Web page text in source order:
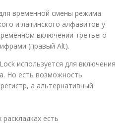
временной смены режима
и латинского алфавитов у
включении третьего
(правый Alt).
используется для включения
Но есть возможность
а альтернативный
есть